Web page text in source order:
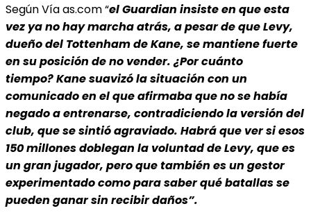
Según Vía as.com “el Guardian insiste en que esta
vez ya no hay marcha atrás, a pesar de que Levy,
dueño del Tottenham de Kane, se mantiene fuerte
en su posición de no vender. ¿Por cuánto
tiempo? Kane suavizó la situación con un
comunicado en el que afirmaba que no se había
negado a entrenarse, contradiciendo la versión del
club, que se sintió agraviado. Habrá que ver si esos
150 millones doblegan la voluntad de Levy, que es
un gran jugador, pero que también es un gestor
experimentado como para saber qué batallas se
pueden ganar sin recibir daños”.